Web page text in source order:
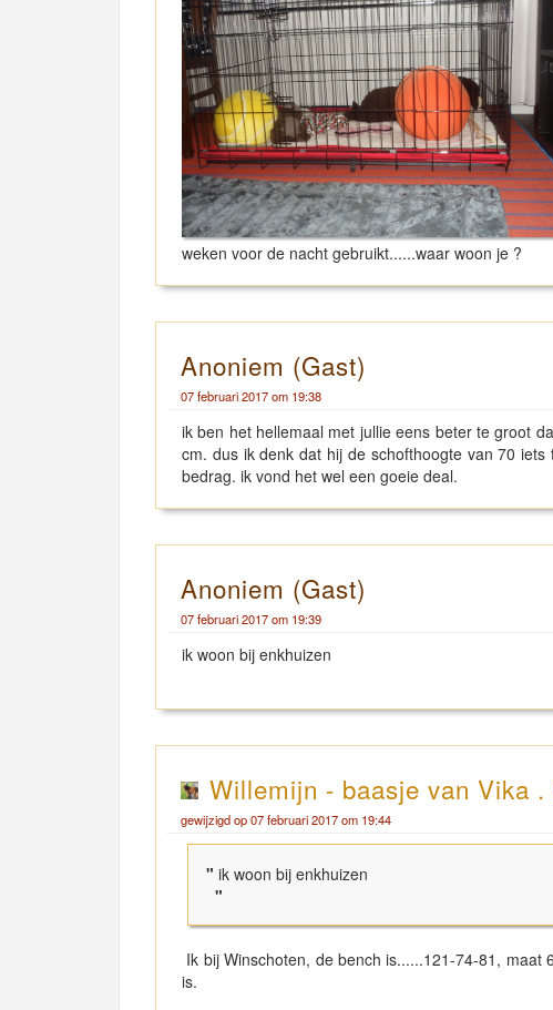
weken voor de nacht gebruikt......waar woon je ?
Anoniem (Gast)
07 februari 2017 om 19:38
ik ben het hellemaal met jullie eens beter te groot
cm. dus ik denk dat hij de schofthoogte van 70
bedrag. ik vond het wel een goeie deal.
Anoniem (Gast)
07 februari 2017 om 19:39
ik woon bij enkhuizen
Willemijn - baasje van Vika
gewijzigd op 07 februari 2017 om 19:44
" ik woon bij enkhuizen
"
Ik bij Winschoten, de bench is......121-74-81,
is.